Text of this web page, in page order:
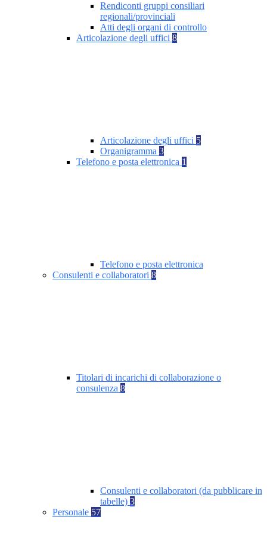
Rendiconti gruppi consiliari
regionali/provinciali
Atti degli organi di controllo
Articolazione degli uffici 8
Articolazione degli uffici 5
Organigramma 3
Telefono e posta elettronica 1
Telefono e posta elettronica
Consulenti e collaboratori 8
Titolari di incarichi di collaborazione o
consulenza 8
Consulenti e collaboratori (da pubblicare in
tabelle) 3
Personale 57